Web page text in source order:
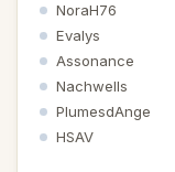
NoraH76
Evalys
Assonance
Nachwells
PlumesdAnge
HSAV